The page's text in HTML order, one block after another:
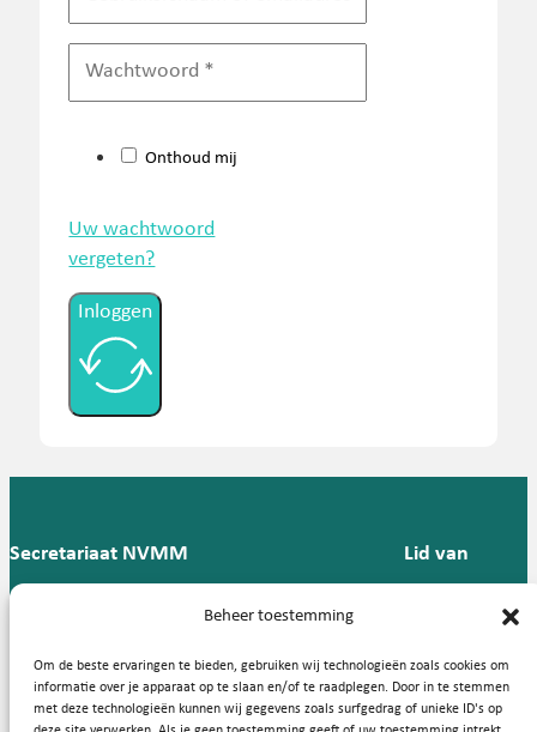
Beheer toestemming
Om de beste ervaringen te bieden, gebruiken wij technologieën zoals cookies om
informatie over je apparaat op te slaan en/of te raadplegen. Door in te stemmen
met deze technologieën kunnen wij gegevens zoals surfgedrag of unieke ID's op
Onthoud mij
Uw wachtwoord
vergeten?
Inloggen
Secretariaat NVMM
Groningen
T: 088 -
57
Lid van